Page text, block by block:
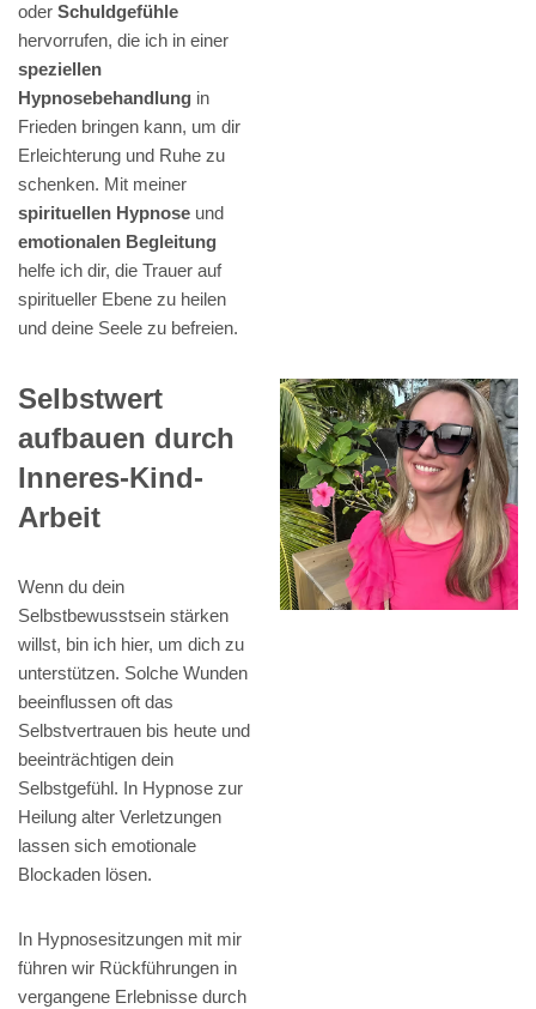
oder Schuldgefühle
hervorrufen, die ich in einer
speziellen
Hypnosebehandlung in
Frieden bringen kann, um dir
Erleichterung und Ruhe zu
schenken. Mit meiner
spirituellen Hypnose und
emotionalen Begleitung
helfe ich dir, die Trauer auf
spiritueller Ebene zu heilen
und deine Seele zu befreien.
Selbstwert
aufbauen durch
Inneres-Kind-
Arbeit
Wenn du dein
Selbstbewusstsein stärken
willst, bin ich hier, um dich zu
unterstützen. Solche Wunden
beeinflussen oft das
Selbstvertrauen bis heute und
beeinträchtigen dein
Selbstgefühl. In Hypnose zur
Heilung alter Verletzungen
lassen sich emotionale
Blockaden lösen.
In Hypnosesitzungen mit mir
führen wir Rückführungen in
vergangene Erlebnisse durch